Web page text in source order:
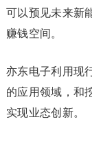
可以预见未来新
赚钱空间。
亦东电子利用现
的应用领域，和
实现业态创新。